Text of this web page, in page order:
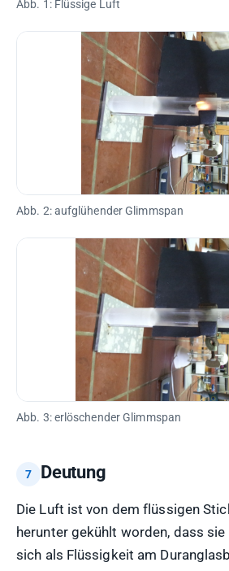
Abb. 1: Flüssige Luft
Abb. 2: aufglühender Glimmspan
Abb. 3: erlöschender Glimmspan
Deutung
Die Luft ist von dem flüssigen
herunter gekühlt worden, dass
sich als Flüssigkeit am